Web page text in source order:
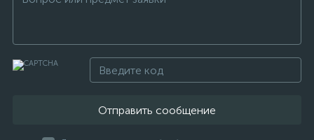
Отправить сообщение